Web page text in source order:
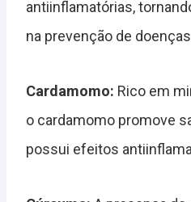
antiinflamatórias,
na prevenção de
Cardamomo: Rico em
o cardamomo promove
possui efeitos